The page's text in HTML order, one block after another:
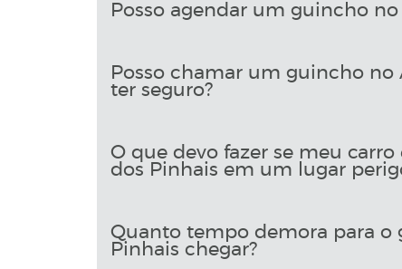
Posso agendar um guincho no
Posso chamar um guincho no
ter seguro?
O que devo fazer se meu carro
dos Pinhais em um lugar
Quanto tempo demora para o
Pinhais chegar?